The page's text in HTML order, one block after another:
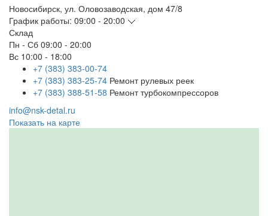
Новосибирск, ул. Оловозаводская, дом 47/8
График работы: 09:00 - 20:00
Склад
Пн - Сб 09:00 - 20:00
Вс 10:00 - 18:00
+7 (383) 383-00-74
+7 (383) 383-25-74 Ремонт рулевых реек
+7 (383) 388-51-58 Ремонт турбокомпрессоров
info@nsk-detal.ru
Показать на карте